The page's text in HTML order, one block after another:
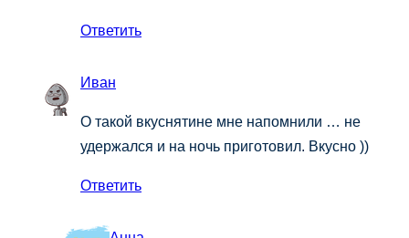
Ответить
Иван
О такой вкуснятине мне напомнили … не
удержался и на ночь приготовил. Вкусно ))
Ответить